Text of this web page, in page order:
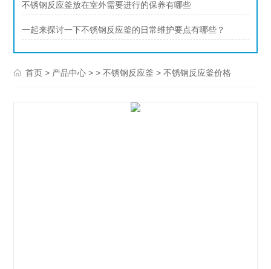
不锈钢反应釜放在室外需要进行的保养有哪些
一起来探讨一下不锈钢反应釜的日常维护要点有哪些？
首页 > 产品中心 > >不锈钢反应釜 > 不锈钢反应釜价格